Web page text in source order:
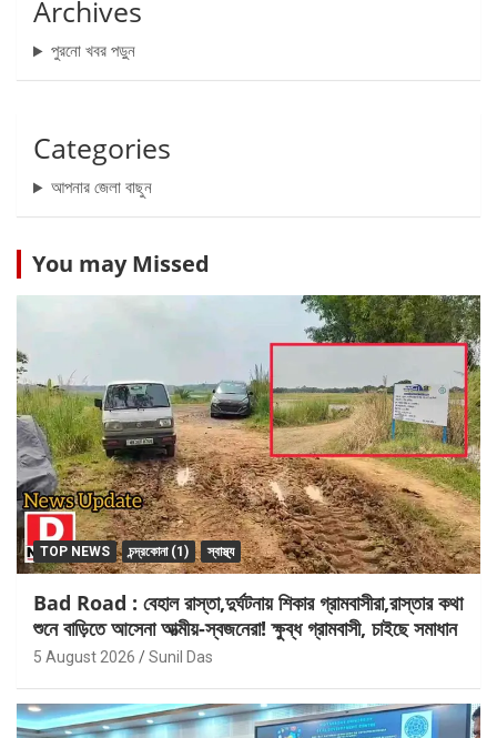
Archives
পুরনো খবর পড়ুন
Categories
আপনার জেলা বাছুন
You may Missed
TOP NEWS চন্দ্রকোনা (1) স্বাস্থ্য
Bad Road : বেহাল রাস্তা,দুর্ঘটনায় শিকার গ্রামবাসীরা,রাস্তার কথা
শুনে বাড়িতে আসেনা আত্মীয়-স্বজনেরা! ক্ষুব্ধ গ্রামবাসী, চাইছে সমাধান
5 August 2026 Sunil Das